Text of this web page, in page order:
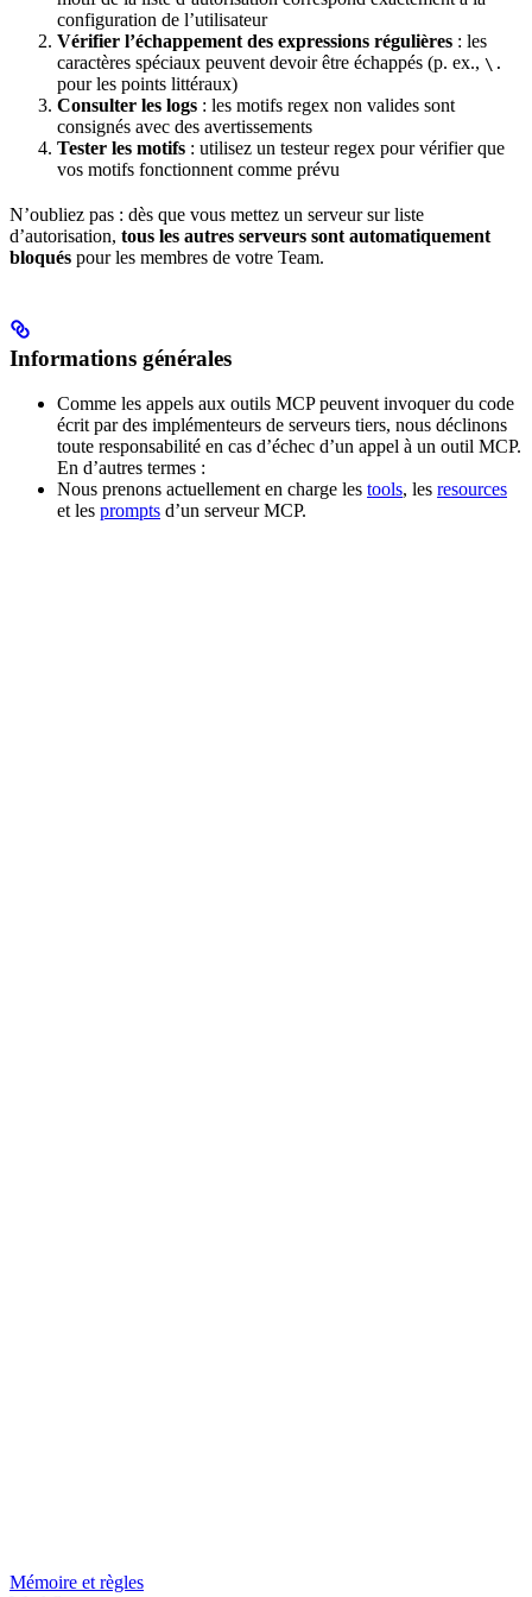
configuration de l’utilisateur
Vérifier l’échappement des expressions régulières : les
caractères spéciaux peuvent devoir être échappés (p. ex., \.
pour les points littéraux)
Consulter les logs : les motifs regex non valides sont
consignés avec des avertissements
Tester les motifs : utilisez un testeur regex pour vérifier que
vos motifs fonctionnent comme prévu
N’oubliez pas : dès que vous mettez un serveur sur liste
d’autorisation, tous les autres serveurs sont automatiquement
bloqués pour les membres de votre Team.
Informations générales
Comme les appels aux outils MCP peuvent invoquer du code
écrit par des implémenteurs de serveurs tiers, nous déclinons
toute responsabilité en cas d’échec d’un appel à un outil MCP.
En d’autres termes :
Nous prenons actuellement en charge les tools, les resources
et les prompts d’un serveur MCP.
Mémoire et règles